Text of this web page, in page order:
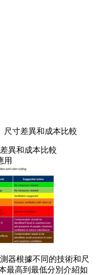
尺寸差異和成本比較
異和成本比較
用
器根據不同的技術和尺
最高到最低分別介紹如